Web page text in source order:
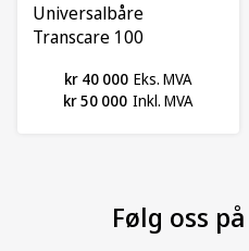
Universalbåre
Transcare 100
Medisakr 40 000 Eks. MVA
kr 50 000 Inkl. MVA
Følg oss